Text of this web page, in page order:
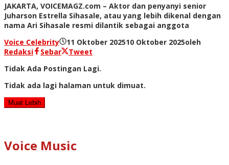
JAKARTA, VOICEMAGZ.com – Aktor dan penyanyi senior
Juharson Estrella Sihasale, atau yang lebih dikenal dengan
nama Ari Sihasale resmi dilantik sebagai anggota
Voice Celebrity
11 Oktober 202510 Oktober 2025oleh
Redaksi
Sebar
Tweet
Tidak Ada Postingan Lagi.
Tidak ada lagi halaman untuk dimuat.
Muat Lebih
Voice Music